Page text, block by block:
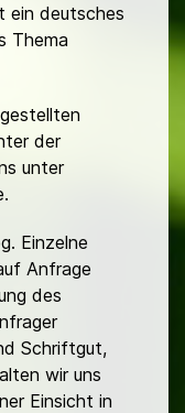
ein deutsches
Thema
der
unter
Einzelne
Anfrage
des
Schriftgut,
wir uns
Einsicht in